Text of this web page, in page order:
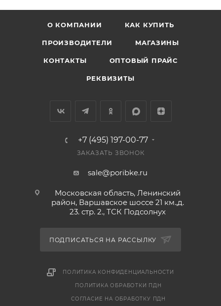
О КОМПАНИИ КАК КУПИТЬ
ПРОИЗВОДИТЕЛИ МАГАЗИНЫ
КОНТАКТЫ ОПТОВЫЙ ПРАЙС
РЕКВИЗИТЫ
+7 (495) 197-00-77
ЗАКАЗАТЬ ЗВОНОК
sale@poribke.ru
Московская область, Ленинский
район, Варшавское шоссе 21 км.,д.
23. стр. 2., ТСК Подсолнух
ПОДПИСАТЬСЯ НА РАССЫЛКУ
ПОЛИТИКА КОНФИДЕНЦИАЛЬНОСТИ
ПОЛИТИКА ОБРАБОТКИ ПДН
СОГЛАСИЕ НА ОБРАБОТКУ ПДН